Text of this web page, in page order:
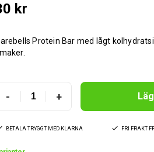
kr
Protein Bar med lågt
- +
BETALA TRYGGT MED KLARNA FRI FRAKT